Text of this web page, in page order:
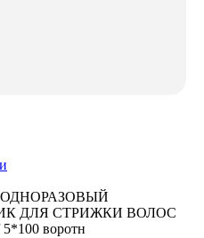
-ОДНОРАЗОВЫЙ
ДЛЯ СТРИЖКИ ВОЛОС
воротн